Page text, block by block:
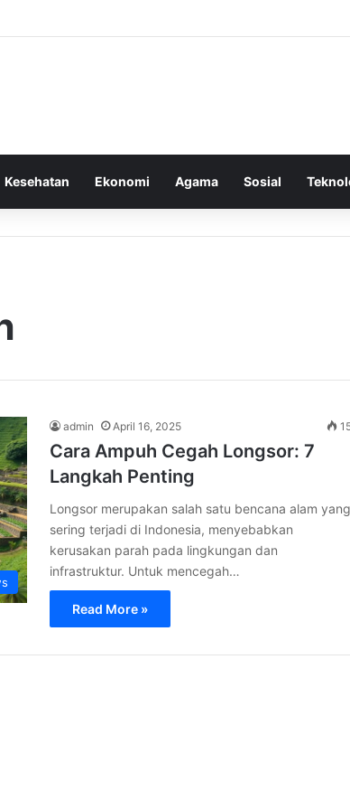
Kesehatan Ekonomi Agama Sosial
admin April 16, 2025
Cara Ampuh Cegah Longsor: 7
Langkah Penting
Longsor merupakan salah satu bencana alam yang
sering terjadi di Indonesia, menyebabkan
kerusakan parah pada lingkungan dan
infrastruktur. Untuk mencegah…
Read More »